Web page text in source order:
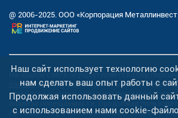
@ 2006-2025. ООО «Корпорация
На нашем сайте осуществляется сбор
cookies для улучшения работы сайта,
том числе с использованием
анализа посещаемости. Продолжая
соглашаетесь с использованием cookies и
Наш сайт использует технологию
нам сделать ваш опыт работы с
Продолжая использовать данный
с использованием нами cookie-